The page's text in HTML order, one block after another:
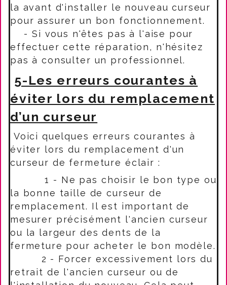
la avant d'installer le nouveau curseur
pour assurer un bon fonctionnement.
- Si vous n'êtes pas à l'aise pour
effectuer cette réparation, n'hésitez
pas à consulter un professionnel.
5-Les erreurs courantes à
éviter lors du remplacement
d’un curseur
Voici quelques erreurs courantes à
éviter lors du remplacement d'un
curseur de fermeture éclair :
1 - Ne pas choisir le bon type ou
la bonne taille de curseur de
remplacement. Il est important de
mesurer précisément l'ancien curseur
ou la largeur des dents de la
fermeture pour acheter le bon modèle.
2 - Forcer excessivement lors du
retrait de l'ancien curseur ou de